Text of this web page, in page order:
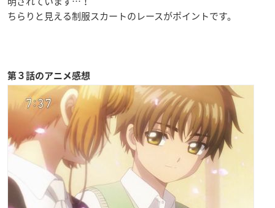
ちらりと見える制服スカートのレースがポイントです。
第３話のアニメ感想